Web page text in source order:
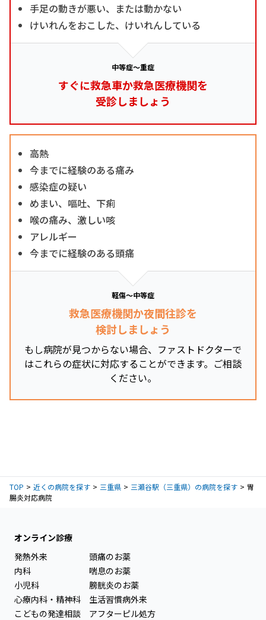
手足の動きが悪い、または動かない
けいれんをおこした、けいれんしている
中等症～重症
すぐに救急車か救急医療機関を
受診しましょう
高熱
今までに経験のある痛み
感染症の疑い
めまい、嘔吐、下痢
喉の痛み、激しい咳
アレルギー
今までに経験のある頭痛
軽傷～中等症
救急医療機関か夜間往診を
検討しましょう
もし病院が見つからない場合、ファストドクターで
はこれらの症状に対応することができます。ご相談
ください。
TOP 近くの病院を探す 三重県 三瀬谷駅（三重県）の病院を探す
胃
腸炎対応病院
オンライン診療
発熱外来
内科
小児科
心療内科・精神科
こどもの発達相談
頭痛のお薬
喘息のお薬
膀胱炎のお薬
生活習慣病外来
アフターピル処方